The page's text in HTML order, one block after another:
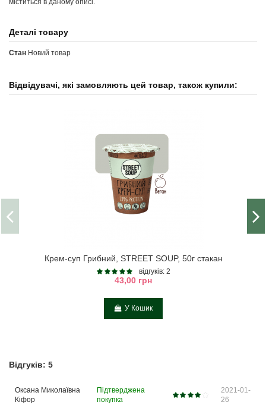
Деталі товару
Стан Новий товар
Відвідувачі, які замовляють цей товар, також купили:
Крем-суп Грибний, STREET SOUP, 50г стакан
відгуків: 2
43,00 грн
У Кошик
Відгуків: 5
Оксана Миколаївна
Кіфор
Підтверджена
покупка
2021-01-
26